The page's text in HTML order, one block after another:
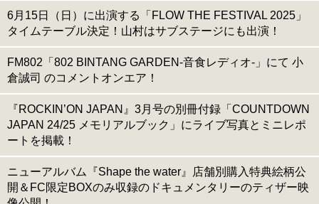
6月15日（日）に出演する「FLOW THE FESTIVAL 2025」
タイムテーブル決定！山村はサブステージにも出演！
FM802「802 BINTANG GARDEN-音食レディオ-」にて 小
倉誠司 のコメントオンエア！
『ROCKIN’ON JAPAN』3月号の別冊付録「COUNTDOWN
JAPAN 24/25 メモリアルブック」にライブ写真とミニレポ
ートを掲載！
ニューアルバム『Shape the water』店舗別購入特典絵柄公
開＆FC限定BOXのみ収録のドキュメンタリーのティザー映